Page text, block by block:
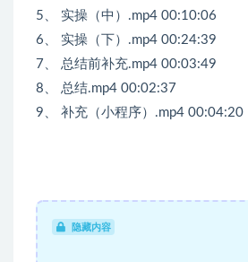
5、 实操（中）.mp4 00:10:06
6、 实操（下）.mp4 00:24:39
7、 总结前补充.mp4 00:03:49
8、 总结.mp4 00:02:37
9、 补充（小程序）.mp4 00:04:20
隐藏内容